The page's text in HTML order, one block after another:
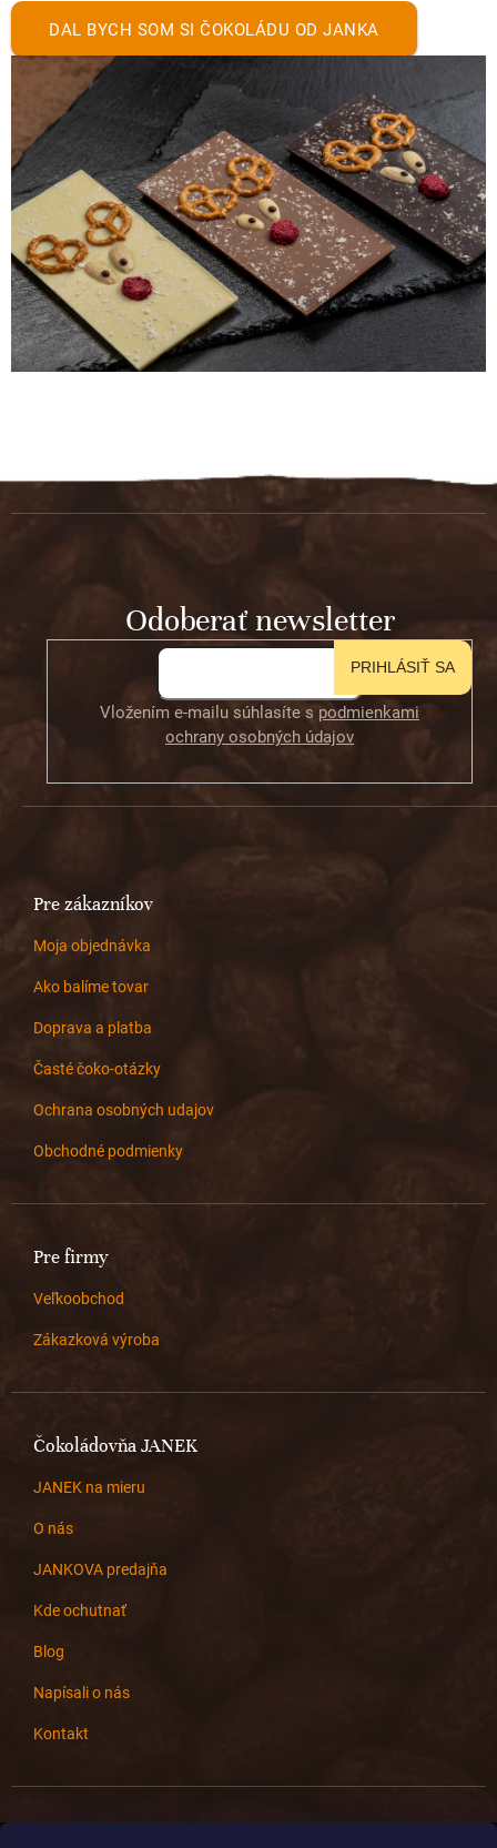
DAL BYCH SOM SI ČOKOLÁDU OD JANKA
Z
Odoberať newsletter
Vložením e-mailu súhlasíte s podmienkami
ochrany osobných údajov
PRIHLÁSIŤ SA
Pre zákazníkov
Moja objednávka
Ako balíme tovar
Doprava a platba
Časté čoko-otázky
Ochrana osobných udajov
Obchodné podmienky
Pre firmy
Veľkoobchod
Zákazková výroba
Čokoládovňa JANEK
JANEK na mieru
O nás
JANKOVA predajňa
Kde ochutnať
Blog
Napísali o nás
Kontakt